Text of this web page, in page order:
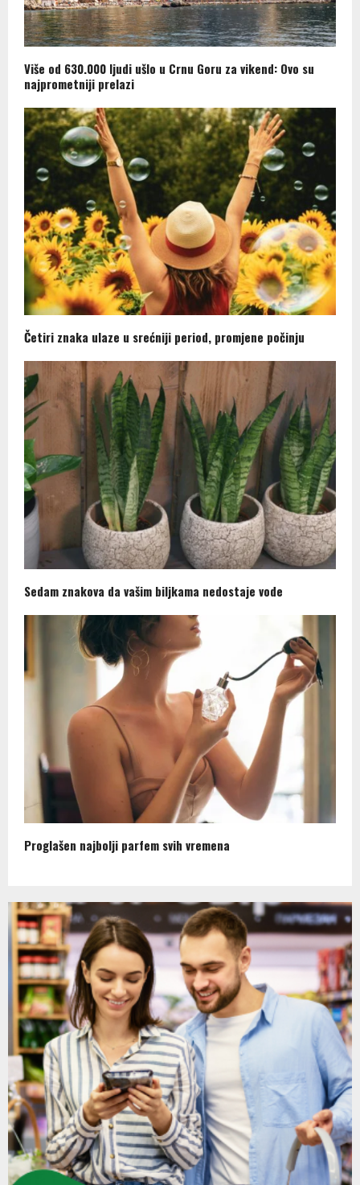
Više od 630.000 ljudi ušlo u Crnu Goru za vikend: Ovo su
najprometniji prelazi
Četiri znaka ulaze u srećniji period, promjene počinju
Sedam znakova da vašim biljkama nedostaje vode
Proglašen najbolji parfem svih vremena